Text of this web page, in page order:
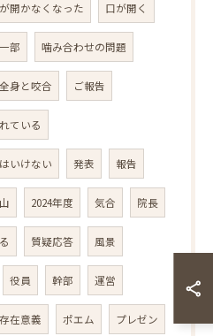
開かなくなった 口が開く
部 噛み合わせの問題
全身と咬合 ご報告
ている
いけない 発表 報告
2024年度 気合 院長
質疑応答 風景
役員 幹部 運営
存在意義 ポエム プレゼン